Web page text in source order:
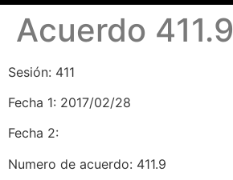
Acuerdo 411.9
Sesión: 411
Fecha 1: 2017/02/28
Fecha 2:
Numero de acuerdo: 411.9